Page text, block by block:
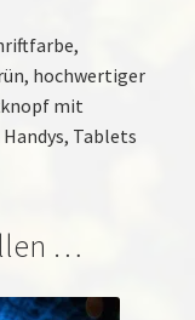
hochwertiger
mit
Tablets
…